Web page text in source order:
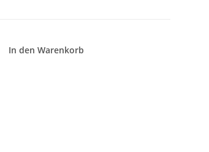
In den Warenkorb